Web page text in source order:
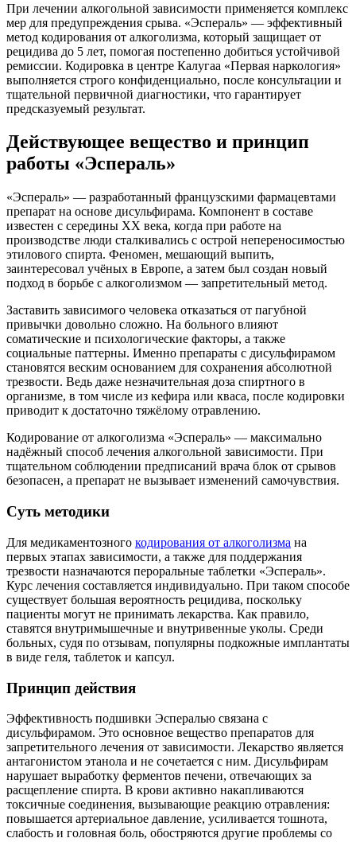
При лечении алкогольной зависимости применяется комплекс
мер для предупреждения срыва. «Эспераль» — эффективный
метод кодирования от алкоголизма, который защищает от
рецидива до 5 лет, помогая постепенно добиться устойчивой
ремиссии. Кодировка в центре Калугаа «Первая наркология»
выполняется строго конфиденциально, после консультации и
тщательной первичной диагностики, что гарантирует
предсказуемый результат.
Действующее вещество и принцип
работы «Эспераль»
«Эспераль» — разработанный французскими фармацевтами
препарат на основе дисульфирама. Компонент в составе
известен с середины ХХ века, когда при работе на
производстве люди сталкивались с острой непереносимостью
этилового спирта. Феномен, мешающий выпить,
заинтересовал учёных в Европе, а затем был создан новый
подход в борьбе с алкоголизмом — запретительный метод.
Заставить зависимого человека отказаться от пагубной
привычки довольно сложно. На больного влияют
соматические и психологические факторы, а также
социальные паттерны. Именно препараты с дисульфирамом
становятся веским основанием для сохранения абсолютной
трезвости. Ведь даже незначительная доза спиртного в
организме, в том числе из кефира или кваса, после кодировки
приводит к достаточно тяжёлому отравлению.
Кодирование от алкоголизма «Эспераль» — максимально
надёжный способ лечения алкогольной зависимости. При
тщательном соблюдении предписаний врача блок от срывов
безопасен, а препарат не вызывает изменений самочувствия.
Суть методики
Для медикаментозного кодирования от алкоголизма на
первых этапах зависимости, а также для поддержания
трезвости назначаются пероральные таблетки «Эспераль».
Курс лечения составляется индивидуально. При таком способе
существует большая вероятность рецидива, поскольку
пациенты могут не принимать лекарства. Как правило,
ставятся внутримышечные и внутривенные уколы. Среди
больных, судя по отзывам, популярны подкожные имплантаты
в виде геля, таблеток и капсул.
Принцип действия
Эффективность подшивки Эспералью связана с
дисульфирамом. Это основное вещество препаратов для
запретительного лечения от зависимости. Лекарство является
антагонистом этанола и не сочетается с ним. Дисульфирам
нарушает выработку ферментов печени, отвечающих за
расщепление спирта. В крови активно накапливаются
токсичные соединения, вызывающие реакцию отравления:
повышается артериальное давление, усиливается тошнота,
слабость и головная боль, обостряются другие проблемы со